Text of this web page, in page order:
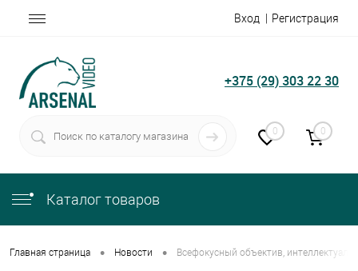
Вход Регистрация
+375 (29) 303 22 30
0 0
Каталог товаров
Главная страница • Новости • Всефокусный объектив,